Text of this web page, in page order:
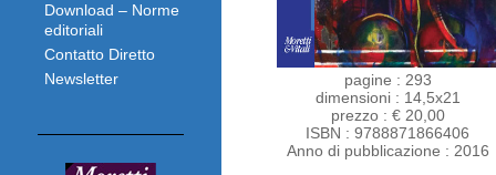
Download – Norme
editoriali
Contatto Diretto
Newsletter
pagine : 293
dimensioni : 14,5x21
prezzo : € 20,00
ISBN : 9788871866406
Anno di pubblicazione : 2016